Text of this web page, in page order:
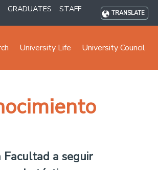
GRADUATES STAFF TRANSLATE
University Life University Council
Facultad a seguir